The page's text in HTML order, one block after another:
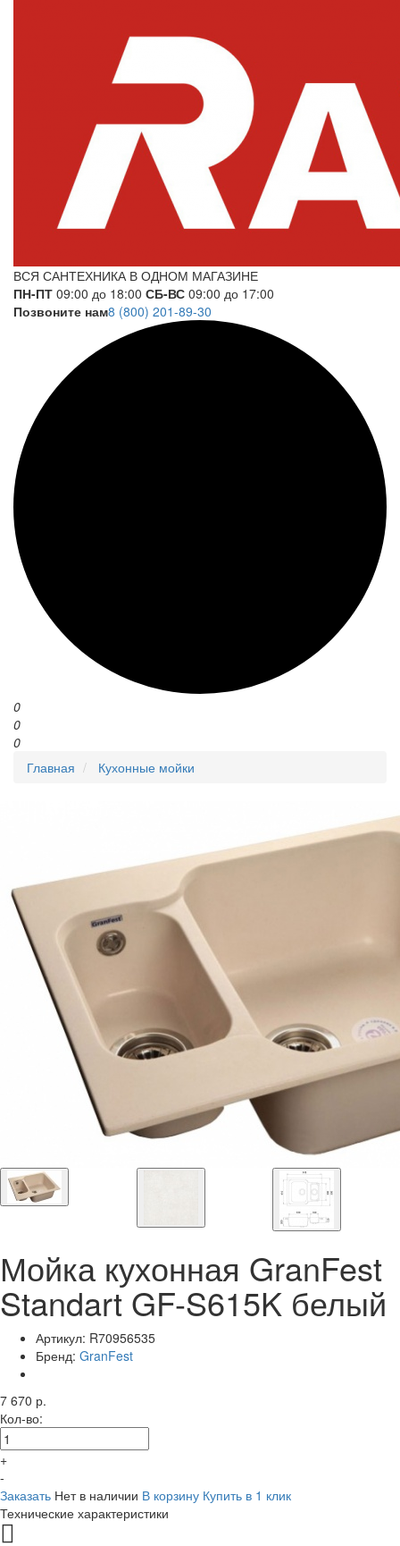
ВСЯ САНТЕХНИКА В ОДНОМ МАГАЗИНЕ
ПН-ПТ 09:00 до 18:00 СБ-ВС 09:00 до 17:00
Позвоните нам8 (800) 201-89-30
0
0
0
Главная
Кухонные мойки
Мойка кухонная GranFest
Standart GF-S615K белый
Артикул: R70956535
Бренд: GranFest
7 670 р.
Кол-во:
+
-
Заказать Нет в наличии В корзину Купить в 1 клик
Технические характеристики